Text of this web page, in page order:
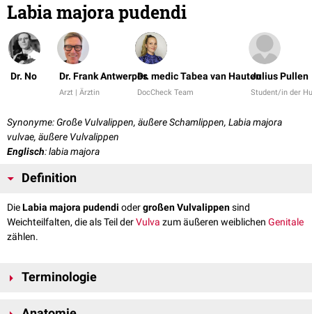
Labia majora pudendi
Dr. No Dr. Frank Antwerpes
Arzt | Ärztin
Dr. medic Tabea van Hauten
DocCheck Team
Julius Pullen
Student/in der
Synonyme: Große Vulvalippen, äußere Schamlippen, Labia majora
vulvae, äußere Vulvalippen
Englisch: labia majora
Definition
DieLabia majora pudendi odergroßen Vulvalippensind
Weichteilfalten, die als Teil derVulva zum äußeren weiblichen Genitale
zählen.
Terminologie